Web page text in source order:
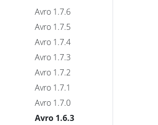
Avro 1.7.6
Avro 1.7.5
Avro 1.7.4
Avro 1.7.3
Avro 1.7.2
Avro 1.7.1
Avro 1.7.0
Avro 1.6.3